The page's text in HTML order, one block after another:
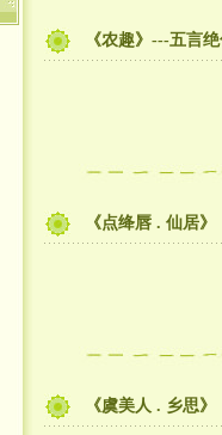
《农趣》---五言
《点绛唇 . 仙居》
《虞美人 . 乡思》